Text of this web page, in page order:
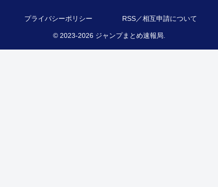
プライバシーポリシー RSS／相互申請について
© 2023-2026 ジャンプまとめ速報局.